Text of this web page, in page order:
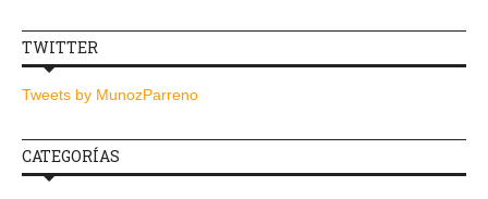
TWITTER
Tweets by MunozParreno
CATEGORÍAS